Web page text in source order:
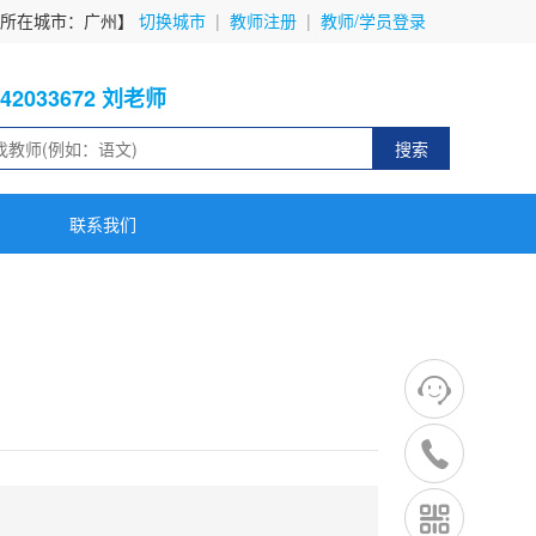
在城市：广州】 切换城市 | 教师注册 | 教师/学员登录
刘老师
搜索
联系我们